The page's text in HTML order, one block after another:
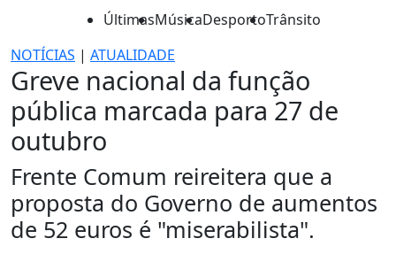
ÚltimasMúsicaDesportoTrânsito
NOTÍCIAS | ATUALIDADE
Greve nacional da função
pública marcada para 27 de
outubro
Frente Comum reireitera que a
proposta do Governo de aumentos
de 52 euros é "miserabilista".